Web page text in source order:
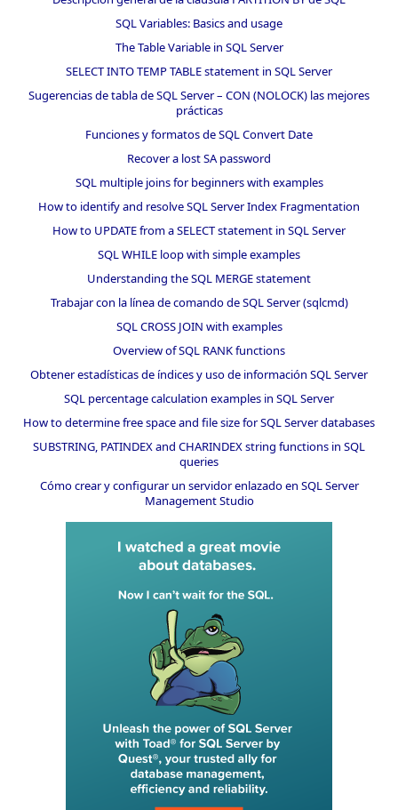
SQL Variables: Basics and usage
The Table Variable in SQL Server
SELECT INTO TEMP TABLE statement in SQL Server
Sugerencias de tabla de SQL Server – CON (NOLOCK) las mejores
prácticas
Funciones y formatos de SQL Convert Date
Recover a lost SA password
SQL multiple joins for beginners with examples
How to identify and resolve SQL Server Index Fragmentation
How to UPDATE from a SELECT statement in SQL Server
SQL WHILE loop with simple examples
Understanding the SQL MERGE statement
Trabajar con la línea de comando de SQL Server (sqlcmd)
SQL CROSS JOIN with examples
Overview of SQL RANK functions
Obtener estadísticas de índices y uso de información SQL Server
SQL percentage calculation examples in SQL Server
How to determine free space and file size for SQL Server databases
SUBSTRING, PATINDEX and CHARINDEX string functions in SQL
queries
Cómo crear y configurar un servidor enlazado en SQL Server
Management Studio